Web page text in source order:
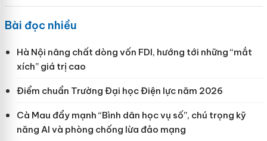
Bài đọc nhiều
Hà Nội nâng chất dòng vốn FDI, hướng tới những “mắt
xích” giá trị cao
Điểm chuẩn Trường Đại học Điện lực năm 2026
Cà Mau đẩy mạnh “Bình dân học vụ số”, chú trọng kỹ
năng AI và phòng chống lừa đảo mạng